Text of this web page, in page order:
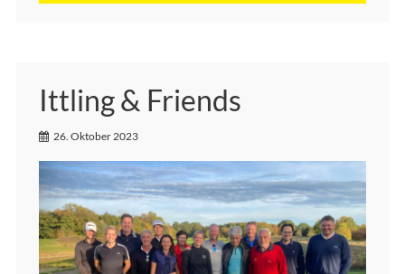
Ittling & Friends
26. Oktober 2023